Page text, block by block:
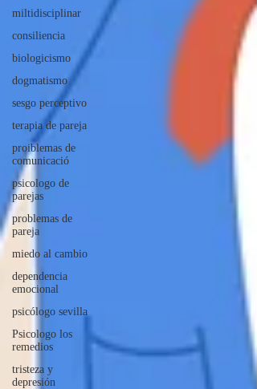
miltidisciplinar
consiliencia
biologicismo
dogmatismo
sesgo perceptivo
terapia de pareja
proiblemas de
comunicació
psicologo de
parejas
problemas de
pareja
miedo al cambio
dependencia
emocional
psicólogo sevilla
Psicologo los
remedios
tristeza y
depresión